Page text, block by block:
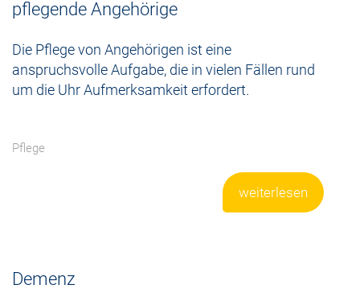
pflegende Angehörige
Die Pflege von Angehörigen ist eine
anspruchsvolle Aufgabe, die in vielen Fällen rund
um die Uhr Aufmerksamkeit erfordert.
Pflege
weiterlesen
Demenz